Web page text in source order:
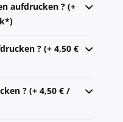
aufdrucken ? (+
? (+ 4,50 €
? (+ 4,50 € /